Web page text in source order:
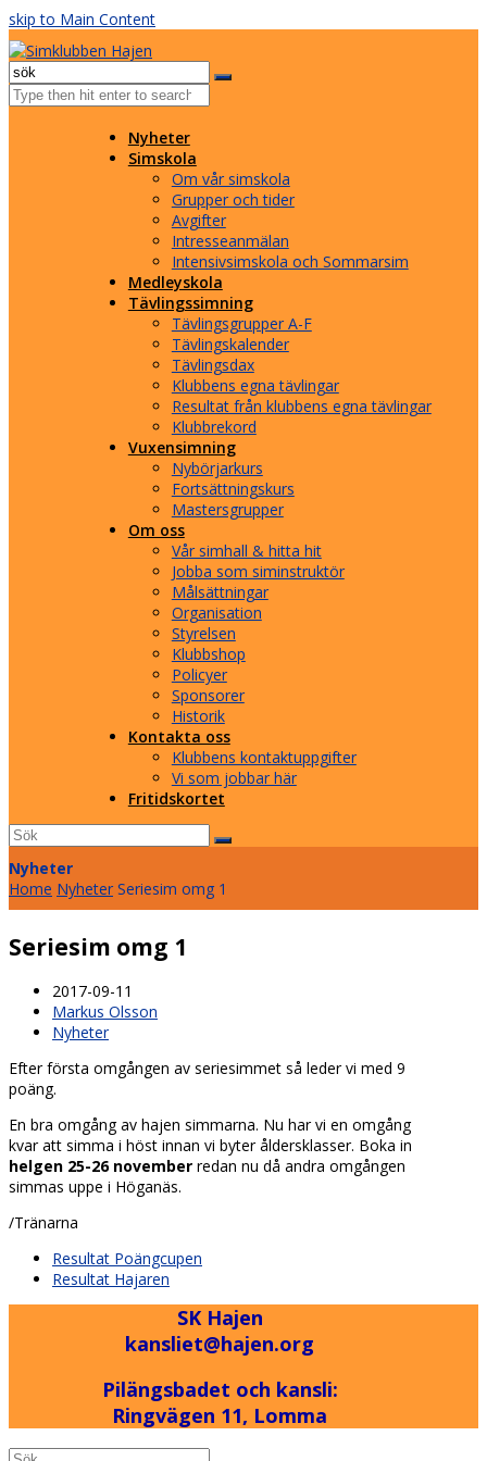
skip to Main Content
Facebook
Instagram
Email
Open
Mobile
Nyheter
Simskola
Om vår simskola
Grupper och tider
Avgifter
Intresseanmälan
Intensivsimskola och Sommarsim
Medleyskola
Tävlingssimning
Tävlingsgrupper A-F
Tävlingskalender
Tävlingsdax
Klubbens egna tävlingar
Resultat från klubbens egna tävlingar
Klubbrekord
Vuxensimning
Nybörjarkurs
Fortsättningskurs
Mastersgrupper
Om oss
Vår simhall & hitta hit
Jobba som siminstruktör
Målsättningar
Organisation
Styrelsen
Klubbshop
Policyer
Sponsorer
Historik
Kontakta oss
Klubbens kontaktuppgifter
Vi som jobbar här
Fritidskortet
Sök
Submit
Nyheter
Home Nyheter Seriesim omg 1
Seriesim omg 1
2017-09-11
Markus Olsson
Nyheter
Efter första omgången av seriesimmet så leder vi med 9
poäng.
En bra omgång av hajen simmarna. Nu har vi en omgång
kvar att simma i höst innan vi byter åldersklasser. Boka in
helgen 25-26 november redan nu då andra omgången
simmas uppe i Höganäs.
/Tränarna
previous
post:
Resultat Poängcupen
next
Resultat Hajaren
SK Hajen
kansliet@hajen.org
Pilängsbadet och kansli:
Ringvägen 11, Lomma